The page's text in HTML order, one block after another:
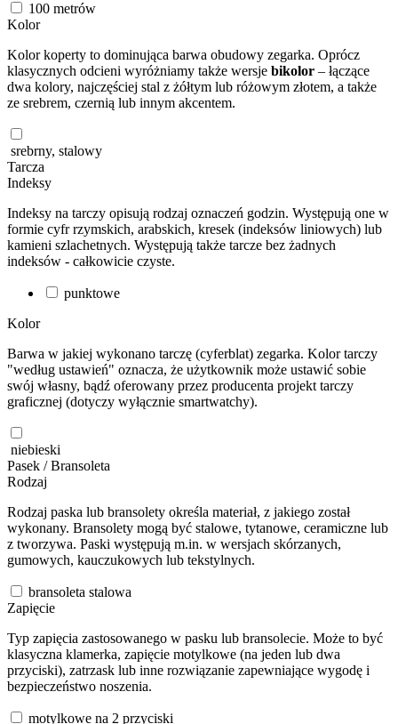
100 metrów
Kolor
Kolor koperty to dominująca barwa obudowy zegarka. Oprócz
klasycznych odcieni wyróżniamy także wersje bikolor – łączące
dwa kolory, najczęściej stal z żółtym lub różowym złotem, a także
ze srebrem, czernią lub innym akcentem.
srebrny, stalowy
Tarcza
Indeksy
Indeksy na tarczy opisują rodzaj oznaczeń godzin. Występują one w
formie cyfr rzymskich, arabskich, kresek (indeksów liniowych) lub
kamieni szlachetnych. Występują także tarcze bez żadnych
indeksów - całkowicie czyste.
punktowe
Kolor
Barwa w jakiej wykonano tarczę (cyferblat) zegarka. Kolor tarczy
"według ustawień" oznacza, że użytkownik może ustawić sobie
swój własny, bądź oferowany przez producenta projekt tarczy
graficznej (dotyczy wyłącznie smartwatchy).
niebieski
Pasek / Bransoleta
Rodzaj
Rodzaj paska lub bransolety określa materiał, z jakiego został
wykonany. Bransolety mogą być stalowe, tytanowe, ceramiczne lub
z tworzywa. Paski występują m.in. w wersjach skórzanych,
gumowych, kauczukowych lub tekstylnych.
bransoleta stalowa
Zapięcie
Typ zapięcia zastosowanego w pasku lub bransolecie. Może to być
klasyczna klamerka, zapięcie motylkowe (na jeden lub dwa
przyciski), zatrzask lub inne rozwiązanie zapewniające wygodę i
bezpieczeństwo noszenia.
motylkowe na 2 przyciski